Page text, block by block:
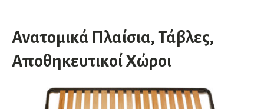
Ανατομικά Πλαίσια, Τάβλες,
Αποθηκευτικοί Χώροι